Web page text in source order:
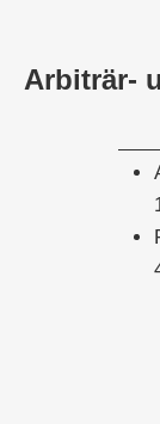
Arbiträr-